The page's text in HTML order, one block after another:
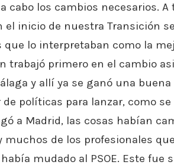
cabo los cambios necesarios. A
el inicio de nuestra Transición
lo interpretaban como la
trabajó primero en el cambio
y allí ya se ganó una
políticas para lanzar, como
a Madrid, las cosas habían
muchos de los profesionales
mudado al PSOE. Este fue